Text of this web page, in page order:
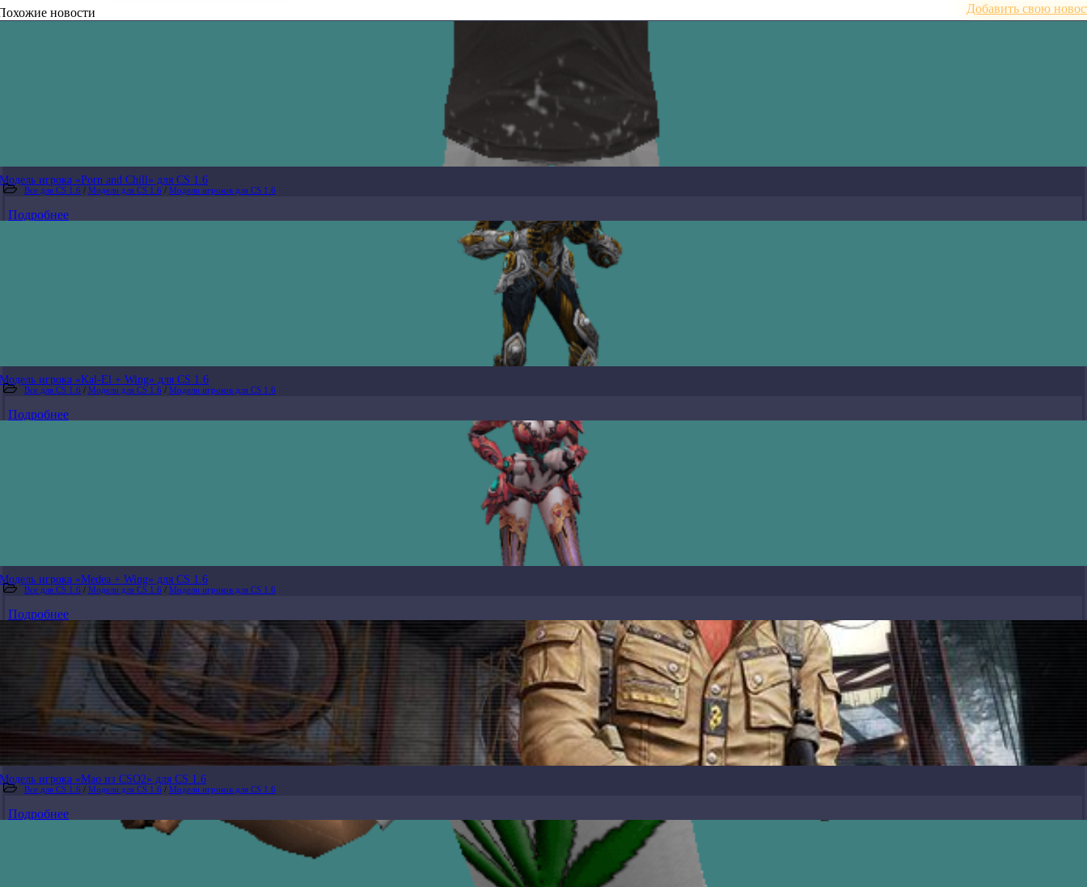
новости Добавить свою
Модель игрока «Porn and Chill» для CS 1.6
Все для CS 1.6 / Модели для CS 1.6 / Модели игроков для CS 1.6
Подробнее
Модель игрока «Kal-El + Wing» для CS 1.6
Все для CS 1.6 / Модели для CS 1.6 / Модели игроков для CS 1.6
Подробнее
Модель игрока «Medea + Wing» для CS 1.6
Все для CS 1.6 / Модели для CS 1.6 / Модели игроков для CS 1.6
Подробнее
Модель игрока «Mao из CSO2» для CS 1.6
Все для CS 1.6 / Модели для CS 1.6 / Модели игроков для CS 1.6
Подробнее